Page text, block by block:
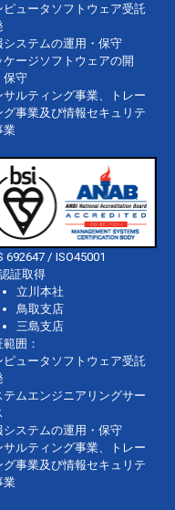
ピュータソフトウェア受託
システムの運用・保守
ケージソフトウェアの開
保守
サルティング事業、トレー
グ事業及び情報セキュリテ
業
692647 / ISO45001
証取得
立川本社
鳥取支店
三島支店
囲：
ピュータソフトウェア受託
テムエンジニアリングサー
システムの運用・保守
サルティング事業、トレー
グ事業及び情報セキュリテ
業